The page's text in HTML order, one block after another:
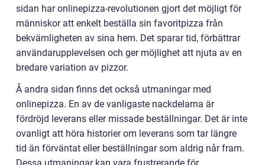
sidan har onlinepizza-revolutionen gjort det möjligt för
människor att enkelt beställa sin favoritpizza från
bekvämligheten av sina hem. Det sparar tid, förbättrar
användarupplevelsen och ger möjlighet att njuta av en
bredare variation av pizzor.
Å andra sidan finns det också utmaningar med
onlinepizza. En av de vanligaste nackdelarna är
fördröjd leverans eller missade beställningar. Det är inte
ovanligt att höra historier om leverans som tar längre
tid än förväntat eller beställningar som aldrig når fram.